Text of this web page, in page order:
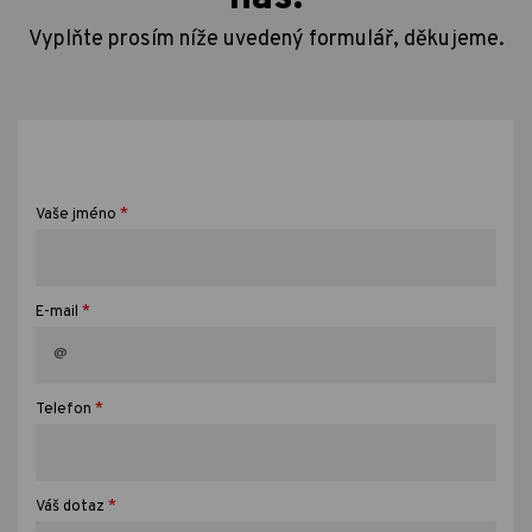
Vyplňte prosím níže uvedený formulář, děkujeme.
Vaše jméno *
E-mail *
Telefon *
Váš dotaz *